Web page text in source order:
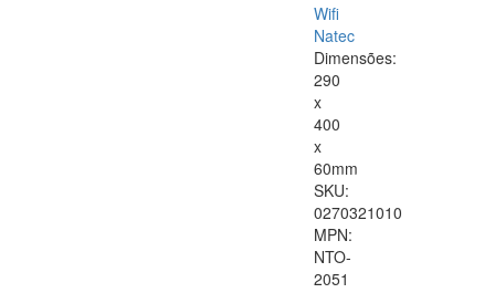
Wifi
Natec
Dimensões:
290
x
400
x
60mm
SKU:
0270321010
MPN:
NTO-
2051